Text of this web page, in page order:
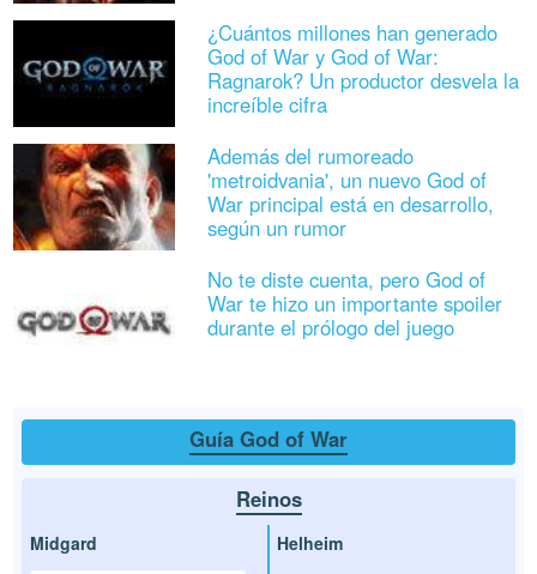
¿Cuántos millones han generado
God of War y God of War:
Ragnarok? Un productor desvela la
increíble cifra
Además del rumoreado
'metroidvania', un nuevo God of
War principal está en desarrollo,
según un rumor
No te diste cuenta, pero God of
War te hizo un importante spoiler
durante el prólogo del juego
Guía God of War
Reinos
Midgard
Helheim